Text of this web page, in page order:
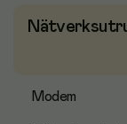
Modem